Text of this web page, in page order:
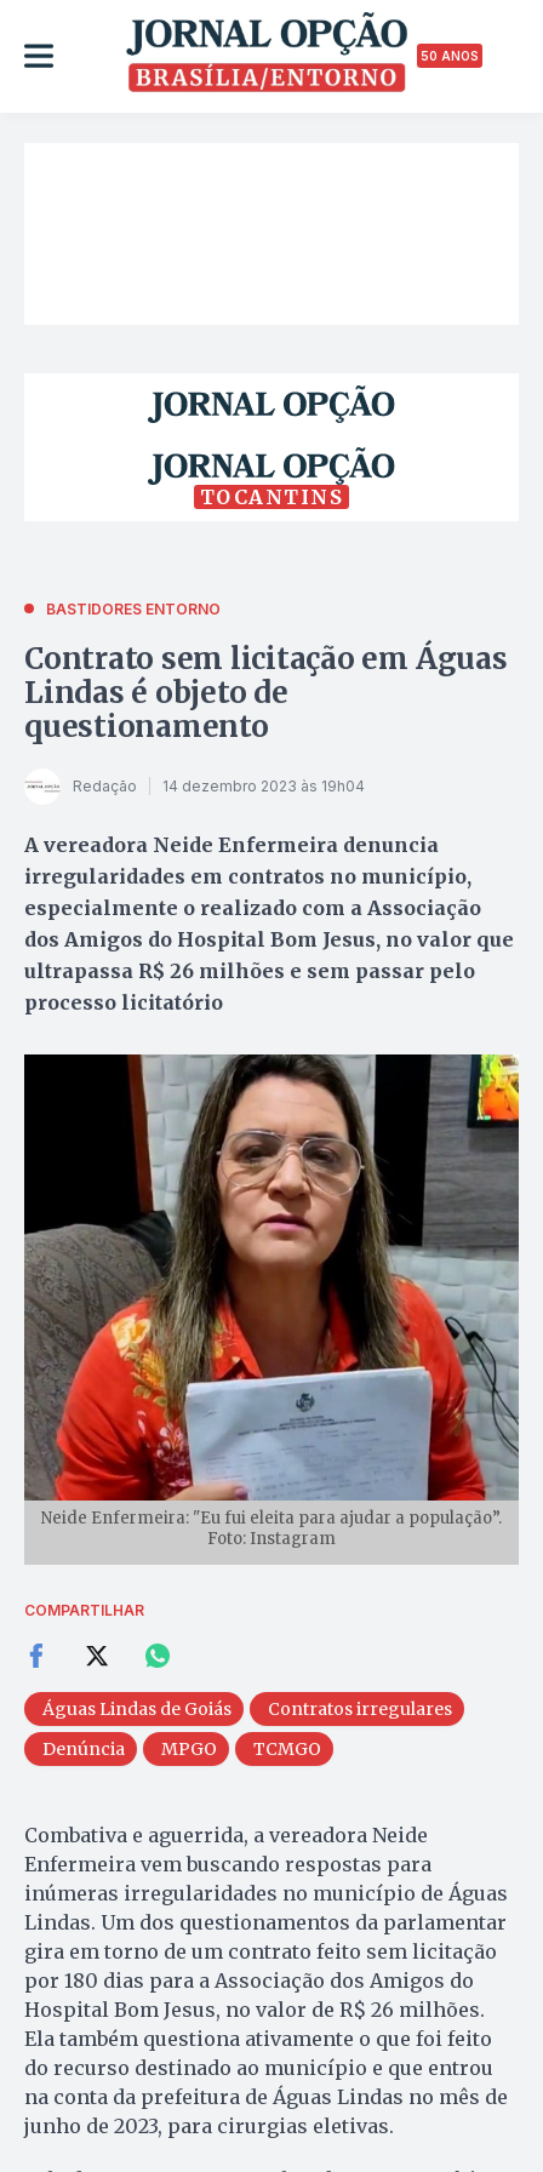
50 ANOS
TOCANTINS
BASTIDORES ENTORNO
Contrato sem licitação em Águas
Lindas é objeto de
questionamento
Redação 14 dezembro 2023 às 19h04
A vereadora Neide Enfermeira denuncia
irregularidades em contratos no município,
especialmente o realizado com a Associação
dos Amigos do Hospital Bom Jesus, no valor que
ultrapassa R$ 26 milhões e sem passar pelo
processo licitatório
Neide Enfermeira: "Eu fui eleita para ajudar a população”.
Foto: Instagram
COMPARTILHAR
Águas Lindas de Goiás
Contratos irregulares
Denúncia
MPGO TCMGO
Combativa e aguerrida, a vereadora Neide
Enfermeira vem buscando respostas para
inúmeras irregularidades no município de Águas
Lindas. Um dos questionamentos da parlamentar
gira em torno de um contrato feito sem licitação
por 180 dias para a Associação dos Amigos do
Hospital Bom Jesus, no valor de R$ 26 milhões.
Ela também questiona ativamente o que foi feito
do recurso destinado ao município e que entrou
na conta da prefeitura de Águas Lindas no mês de
junho de 2023, para cirurgias eletivas.